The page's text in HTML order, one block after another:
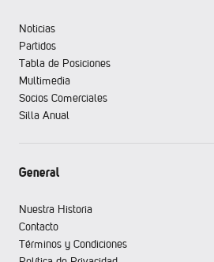
Noticias
Partidos
Tabla de Posiciones
Multimedia
Socios Comerciales
Silla Anual
General
Nuestra Historia
Contacto
Términos y Condiciones